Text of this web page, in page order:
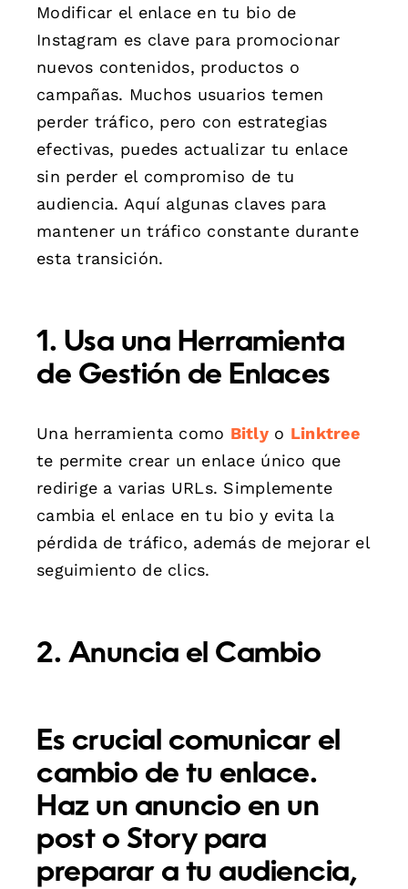
Modificar el enlace en tu bio de
Instagram es clave para promocionar
nuevos contenidos, productos o
campañas. Muchos usuarios temen
perder tráfico, pero con estrategias
efectivas, puedes actualizar tu enlace
sin perder el compromiso de tu
audiencia. Aquí algunas claves para
mantener un tráfico constante durante
esta transición.
1. Usa una Herramienta
de Gestión de Enlaces
Una herramienta como Bitly o Linktree
te permite crear un enlace único que
redirige a varias URLs. Simplemente
cambia el enlace en tu bio y evita la
pérdida de tráfico, además de mejorar el
seguimiento de clics.
2. Anuncia el Cambio
Es crucial comunicar el
cambio de tu enlace.
Haz un anuncio en un
post o Story para
preparar a tu audiencia,